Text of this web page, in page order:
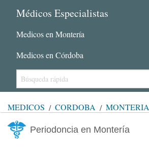
Médicos Especialistas
Medicos en Montería
Medicos en Córdoba
MÉDICOS CÓRDOBA MONTERÍA
Periodoncia en Montería